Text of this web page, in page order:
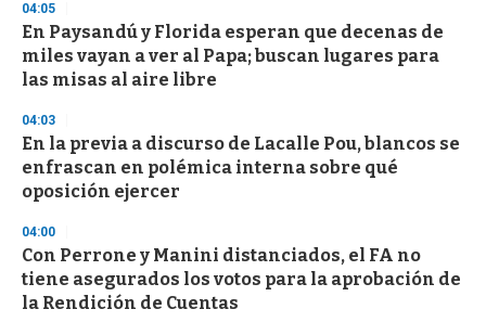
n
d
04:05
En Paysandú y Florida esperan que decenas de
miles vayan a ver al Papa; buscan lugares para
las misas al aire libre
04:03
En la previa a discurso de Lacalle Pou, blancos se
enfrascan en polémica interna sobre qué
oposición ejercer
04:00
Con Perrone y Manini distanciados, el FA no
tiene asegurados los votos para la aprobación de
la Rendición de Cuentas